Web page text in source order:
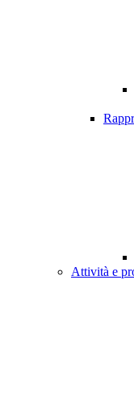
Attività e